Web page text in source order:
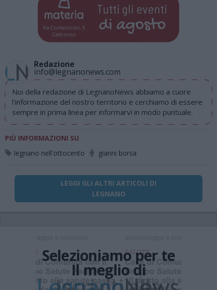
Via Confalonieri, 5
Castronno
Tutti gli eventi
di agosto
Redazione
info@legnanonews.com
Noi della redazione di LegnanoNews abbiamo a cuore
l'informazione del nostro territorio e cerchiamo di essere
sempre in prima linea per informarvi in modo puntuale.
PIÙ INFORMAZIONI SU
legnano nell'ottocento
gianni borsa
LEGGI GLI ALTRI ARTICOLI DI
LEGNANO
Selezioniamo per te
Il meglio di